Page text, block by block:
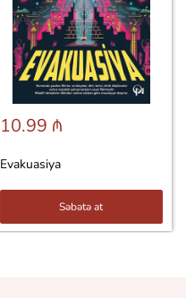
10.99 ₼
Evakuasiya
Səbətə at